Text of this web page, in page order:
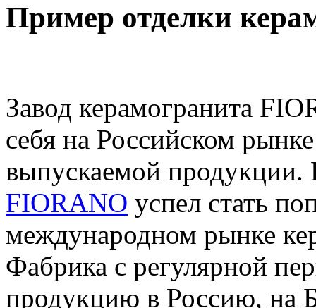
Пример отделки
Завод керамогранита
себя на Российском
выпускаемой
FIORANO успел стать
международном рынке
Фабрика с регулярной
продукцию в Россию,